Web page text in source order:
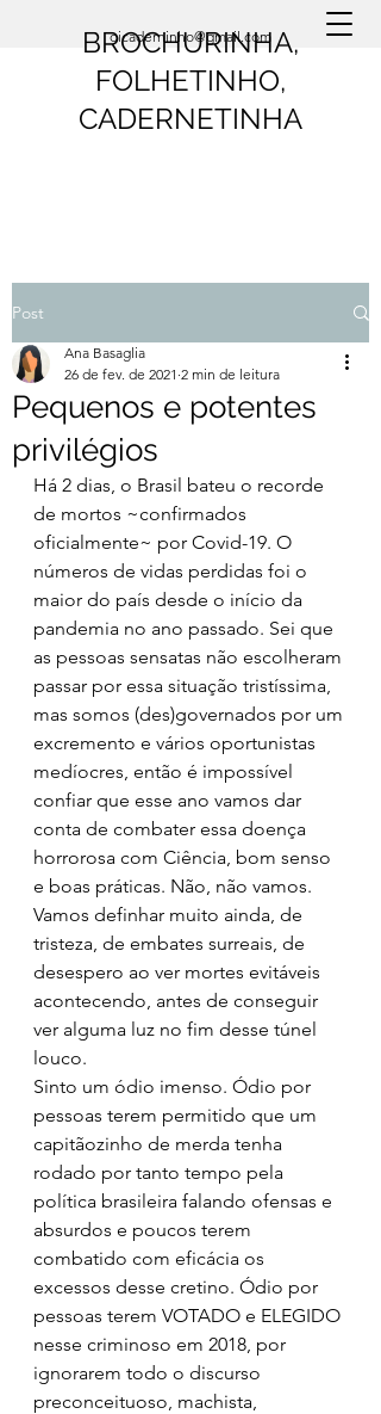
BROCHURINHA,
FOLHETINHO,
CADERNETINHA
oicaderninho@gmail.com
Post
Pequenos e potentes
privilégios
Ana Basaglia
26 de fev. de 2021 2 min de leitura
Há 2 dias, o Brasil bateu o recorde
de mortos ~confirmados
oficialmente~ por Covid-19. O
números de vidas perdidas foi o
maior do país desde o início da
pandemia no ano passado. Sei que
as pessoas sensatas não escolheram
passar por essa situação tristíssima,
mas somos (des)governados por um
excremento e vários oportunistas
medíocres, então é impossível
confiar que esse ano vamos dar
conta de combater essa doença
horrorosa com Ciência, bom senso
e boas práticas. Não, não vamos.
Vamos definhar muito ainda, de
tristeza, de embates surreais, de
desespero ao ver mortes evitáveis
acontecendo, antes de conseguir
ver alguma luz no fim desse túnel
louco.
Sinto um ódio imenso. Ódio por
pessoas terem permitido que um
capitãozinho de merda tenha
rodado por tanto tempo pela
política brasileira falando ofensas e
absurdos e poucos terem
combatido com eficácia os
excessos desse cretino. Ódio por
pessoas terem VOTADO e ELEGIDO
nesse criminoso em 2018, por
ignorarem todo o discurso
preconceituoso, machista,